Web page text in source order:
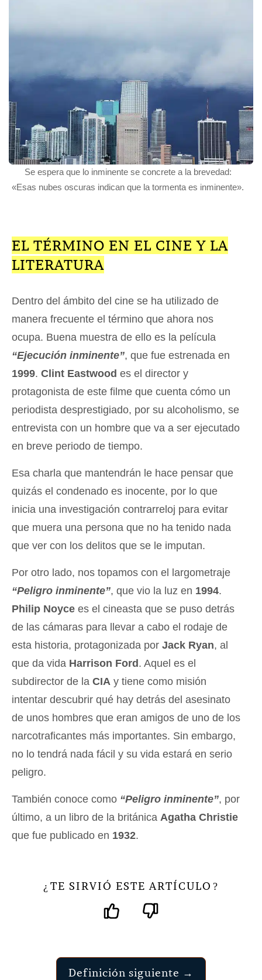
Se espera que lo inminente se concrete a la brevedad:
«Esas nubes oscuras indican que la tormenta es inminente».
EL TÉRMINO EN EL CINE Y LA
LITERATURA
Dentro del ámbito del cine se ha utilizado de
manera frecuente el término que ahora nos
ocupa. Buena muestra de ello es la película
“Ejecución inminente”, que fue estrenada en
1999. Clint Eastwood es el director y
protagonista de este filme que cuenta cómo un
periodista desprestigiado, por su alcoholismo, se
entrevista con un hombre que va a ser ejecutado
en breve periodo de tiempo.
Esa charla que mantendrán le hace pensar que
quizás el condenado es inocente, por lo que
inicia una investigación contrarreloj para evitar
que muera una persona que no ha tenido nada
que ver con los delitos que se le imputan.
Por otro lado, nos topamos con el largometraje
“Peligro inminente”, que vio la luz en 1994.
Philip Noyce es el cineasta que se puso detrás
de las cámaras para llevar a cabo el rodaje de
esta historia, protagonizada por Jack Ryan, al
que da vida Harrison Ford. Aquel es el
subdirector de la CIA y tiene como misión
intentar descubrir qué hay detrás del asesinato
de unos hombres que eran amigos de uno de los
narcotraficantes más importantes. Sin embargo,
no lo tendrá nada fácil y su vida estará en serio
peligro.
También conoce como “Peligro inminente”, por
último, a un libro de la británica Agatha Christie
que fue publicado en 1932.
¿ TE SIRVIÓ ESTE ARTÍCULO ?
Definición siguiente →